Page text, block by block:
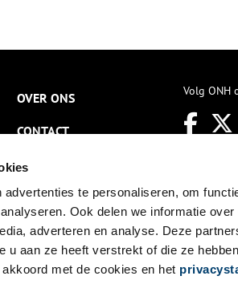
te personaliseren, om
Ook delen we informatie
adverteren en analyse. Deze
u aan ze heeft verstrekt of die ze
met de cookies en het
OVER ONS
CONTACT
NIEUWSBRIEF
DISCLAIMER
PRIVACY
TOEGANKELIJKHEID
Volg ONH